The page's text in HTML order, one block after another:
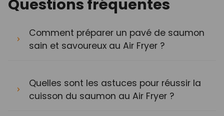
Questions fréquentes
Comment préparer un pavé de saumon
sain et savoureux au Air Fryer ?
Quelles sont les astuces pour réussir la
cuisson du saumon au Air Fryer ?